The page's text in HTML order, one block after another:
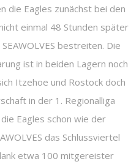
die Eagles zunächst bei den
einmal 48 Stunden später
bestreiten. Die
ist in beiden Lagern noch
Itzehoe und Rostock doch
in der 1. Regionalliga
Eagles schon wie der
das Schlussviertel
etwa 100 mitgereister